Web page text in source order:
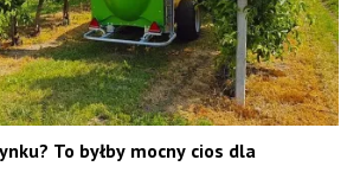
To byłby mocny cios dla